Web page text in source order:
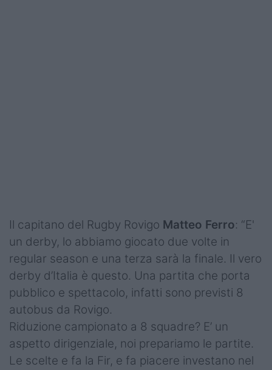
Il capitano del Rugby Rovigo Matteo Ferro: “E'
un derby, lo abbiamo giocato due volte in
regular season e una terza sarà la finale. Il vero
derby d’Italia è questo. Una partita che porta
pubblico e spettacolo, infatti sono previsti 8
autobus da Rovigo.
Riduzione campionato a 8 squadre? E’ un
aspetto dirigenziale, noi prepariamo le partite.
Le scelte e fa la Fir, e fa piacere investano nel